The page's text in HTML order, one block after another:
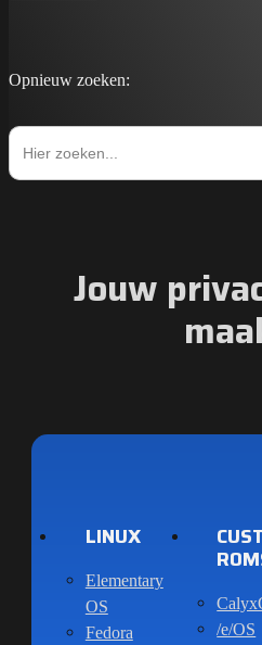
Opnieuw zoeken:
Zoek
naar:
Jouw
LINUX
Elementary
OS
Fedora
/e/OS